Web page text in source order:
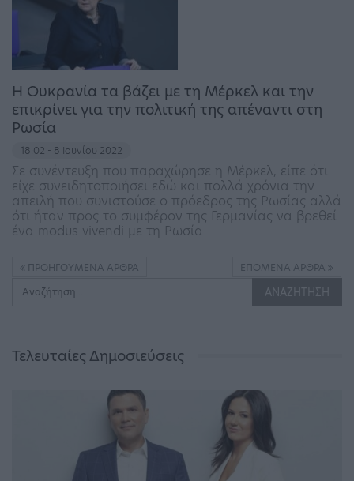
Η Ουκρανία τα βάζει με τη Μέρκελ και την
επικρίνει για την πολιτική της απέναντι στη
Ρωσία
18:02 - 8 Ιουνίου 2022
Σε συνέντευξη που παραχώρησε η Μέρκελ, είπε ότι
είχε συνειδητοποιήσει εδώ και πολλά χρόνια την
απειλή που συνιστούσε ο πρόεδρος της Ρωσίας αλλά
ότι ήταν προς το συμφέρον της Γερμανίας να βρεθεί
ένα modus vivendi με τη Ρωσία
ΠΡΟΗΓΟΎΜΕΝΑ ΆΡΘΡΑ ΕΠΌΜΕΝΑ ΆΡΘΡΑ
Τελευταίες Δημοσιεύσεις